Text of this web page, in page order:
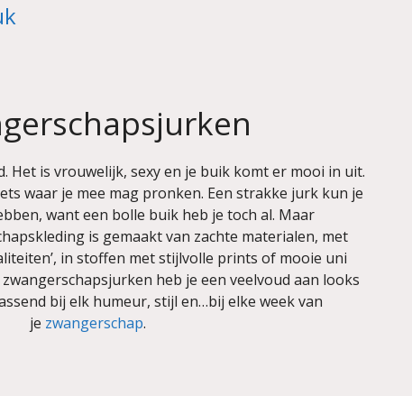
Het is vrouwelijk, sexy en je buik komt er mooi in uit.
waar je mee mag pronken. Een strakke jurk kun je
want een bolle buik heb je toch al. Maar
is gemaakt van zachte materialen, met
in stoffen met stijlvolle prints of mooie uni
heb je een veelvoud aan looks
bij elk humeur, stijl en…bij elke week van
je zwangerschap.